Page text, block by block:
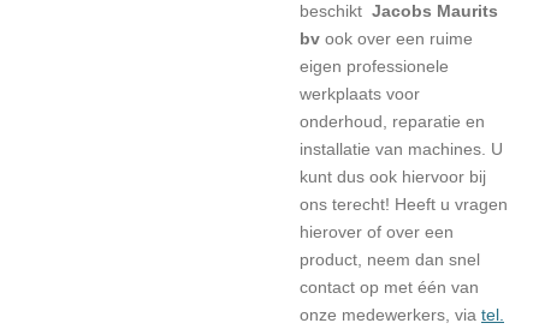
beschikt Jacobs Maurits
bv ook over een ruime
eigen professionele
werkplaats voor
onderhoud, reparatie en
installatie van machines. U
kunt dus ook hiervoor bij
ons terecht! Heeft u vragen
hierover of over een
product, neem dan snel
contact op met één van
onze medewerkers, via tel.